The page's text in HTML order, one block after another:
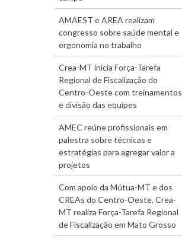
AMAEST e AREA realizam
congresso sobre saúde mental e
ergonomia no trabalho
Crea-MT inicia Força-Tarefa
Regional de Fiscalização do
Centro-Oeste com treinamentos
e divisão das equipes
AMEC reúne profissionais em
palestra sobre técnicas e
estratégias para agregar valor a
projetos
Com apoio da Mútua-MT e dos
CREAs do Centro-Oeste, Crea-
MT realiza Força-Tarefa Regional
de Fiscalização em Mato Grosso